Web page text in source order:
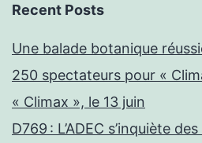
Recent Posts
Une balade botanique
250 spectateurs pour «
« Climax », le 13 juin
D769 : L’ADEC s’inquiète